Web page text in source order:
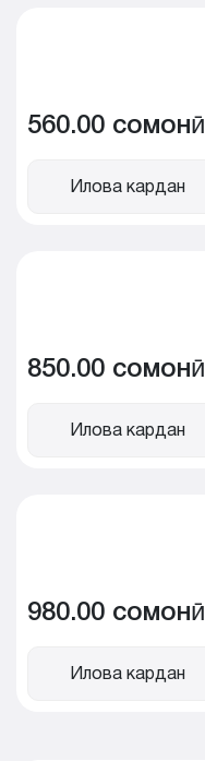
560.00 сомонӣ
Илова кардан
850.00 сомонӣ
Илова кардан
980.00 сомонӣ
Илова кардан